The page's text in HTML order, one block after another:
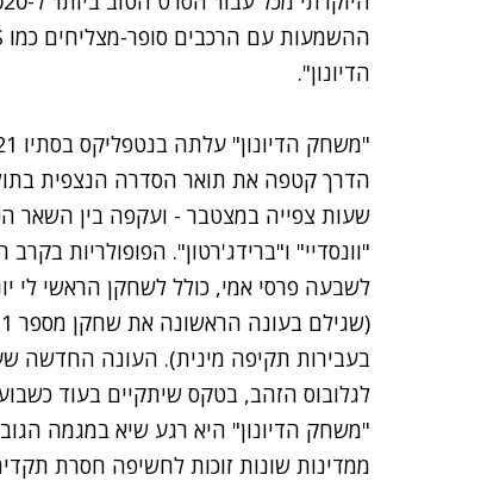
הדיונון".
הדרך קטפה את תואר הסדרה הנצפית
שעות צפייה במצטבר - ועקפה בין השאר
"וונסדיי" ו"ברידג'רטון". הפופולריות
לשבעה פרסי אמי, כולל לשחקן הראשי לי
בעבירות תקיפה מינית). העונה החדשה
לגלובוס הזהב, בטקס שיתקיים בעוד
"משחק הדיונון" היא רגע שיא במגמה
ממדינות שונות זוכות לחשיפה חסרת